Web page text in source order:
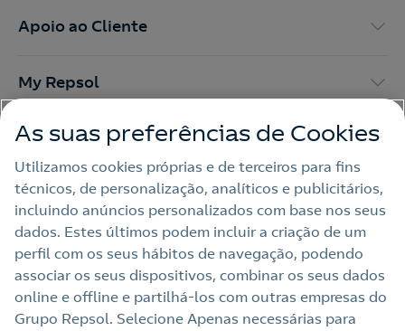
Apoio ao Cliente
My Repsol
Outras Energias
Links Úteis
Nota legal
Política de privacidade
As suas preferências de Cookies
Utilizamos cookies próprias e de terceiros para fins
técnicos, de personalização, analíticos e publicitários,
incluindo anúncios personalizados com base nos seus
dados. Estes últimos podem incluir a criação de um
perfil com os seus hábitos de navegação, podendo
associar os seus dispositivos, combinar os seus dados
online e offline e partilhá‑los com outras empresas do
Grupo Repsol. Selecione Apenas necessárias para